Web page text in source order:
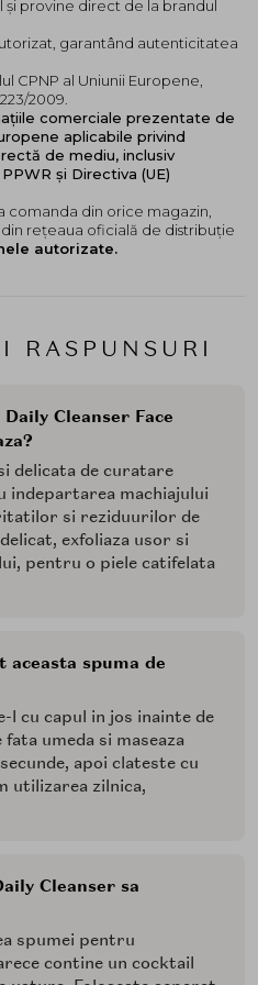
RASPUNSURI
Cleanser Face
delicata de curatare
indepartarea machiajului
si reziduurilor de
exfoliaza usor si
pentru o piele catifelata
aceasta spuma de
cu capul in jos inainte de
umeda si maseaza
apoi clateste cu
utilizarea zilnica,
Cleanser sa
spumei pentru
contine un cocktail
cremoasa si spumoasa
capul in jos, astfel incat
evapore. Apasati usor
adecvata in palma.
a fetei si masati-o usor
secunde. Clatiti cu apa
si seara!
util sa folositi un cleasner
și provine direct de la brandul
garantând autenticitatea
CPNP al Uniunii Europene,
2009.
comerciale prezentate de
aplicabile privind
de mediu, inclusiv
și Directiva (UE)
comanda din orice magazin,
rețeaua oficială de distribuție
autorizate.